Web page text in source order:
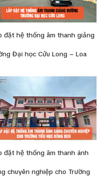
đặt hệ thống âm thanh giảng
Đại học Cửu Long – Loa
đặt hệ thống âm thanh ánh
chuyên nghiệp cho Trường